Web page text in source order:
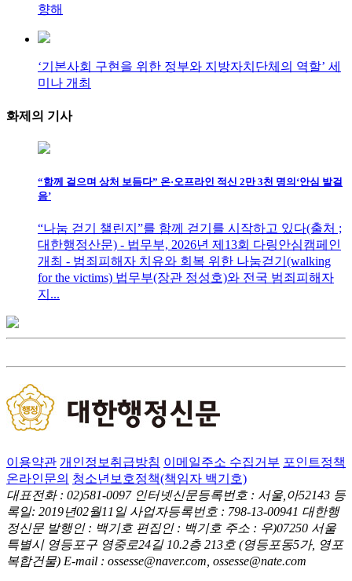
향해
‘기본사회 구현을 위한 정부와 지방자치단체의 역할’ 세
미나 개최
화제의 기사
“함께 걸으며 상처 보듬다” 온·오프라인 적신 2만 3천 명의‘안심 발걸
음’
“나눔 걷기 챌린지”를 함께 걷기를 시작하고 있다(출처 ;
대한행정산문) - 법무부, 2026년 제13회 다링안심캠페인
개최 - 범죄피해자 치유와 회복 위한 나눔걷기(walking
for the victims) 법무부(장관 정성호)와 전국 범죄피해자
지...
이용약관 개인정보취급방침 이메일주소 수집거부 포인트정책
온라인문의 청소년보호정책(책임자 백기호)
대표전화 : 02)581-0097 인터넷신문등록번호 : 서울,아52143 등
록일: 2019년02월11일 사업자등록번호 : 798-13-00941 대한행
정신문 발행인 : 백기호 편집인 : 백기호 주소 : 우)07250 서울
특별시 영등포구 영중로24길 10.2층 213호 (영등포동5가, 영포
복합건물) E-mail : ossesse@naver.com, ossesse@nate.com